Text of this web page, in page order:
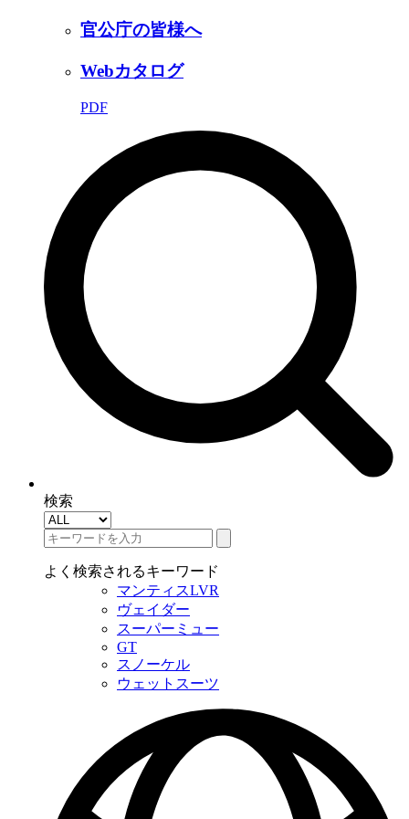
官公庁の皆様へ
Webカタログ
PDF
検索
よく検索されるキーワード
マンティスLVR
ヴェイダー
スーパーミュー
GT
スノーケル
ウェットスーツ